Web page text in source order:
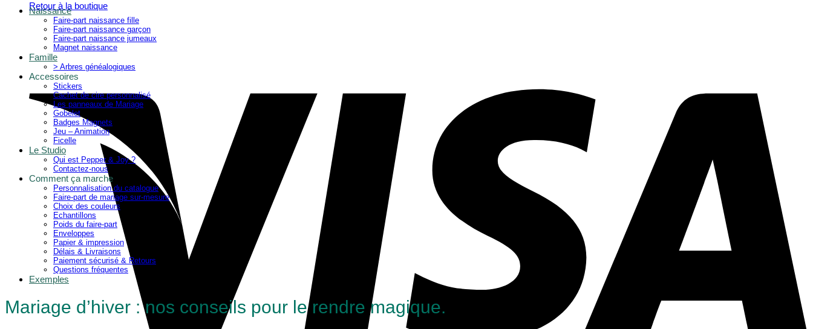
Retour à la boutique
Naissance
Faire-part naissance fille
Faire-part naissance garçon
Faire-part naissance jumeaux
Magnet naissance
Famille
> Arbres généalogiques
Accessoires
Stickers
Cachet de cire personnalisé
Les panneaux de Mariage
Gobelet
Badges Magnets
Jeu – Animation
Ficelle
Le Studio
Qui est Pepper & Joy ?
Contactez-nous
Comment ça marche
Personnalisation du catalogue
Faire-part de mariage sur-mesure
Choix des couleurs
Echantillons
Poids du faire-part
Enveloppes
Papier & impression
Délais & Livraisons
Paiement sécurisé & Retours
Questions fréquentes
Exemples
Mariage d’hiver : nos conseils pour le rendre magique.